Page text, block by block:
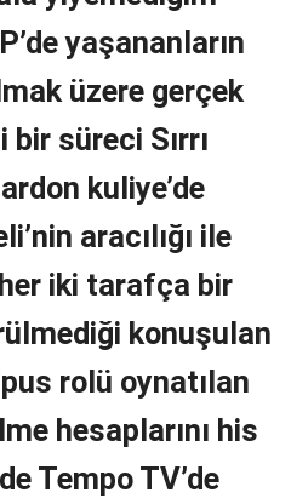
yaşananların
üzere gerçek
süreci Sırrı
kuliye’de
aracılığı ile
her iki tarafça bir
konuşulan
rolü oynatılan
hesaplarını his
Tempo TV’de